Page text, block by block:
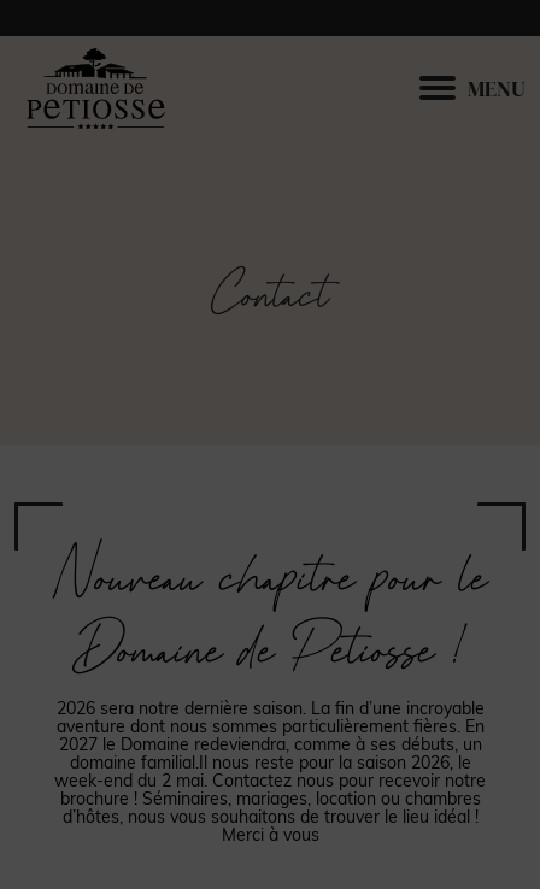
MENU
Contact
Nouveau chapitre pour le
Domaine de Petiosse !
2026 sera notre dernière saison. La fin d’une incroyable
aventure dont nous sommes particulièrement fières. En
2027 le Domaine redeviendra, comme à ses débuts, un
domaine familial.Il nous reste pour la saison 2026, le
week-end du 2 mai. Contactez nous pour recevoir notre
brochure ! Séminaires, mariages, location ou chambres
d’hôtes, nous vous souhaitons de trouver le lieu idéal !
Merci à vous